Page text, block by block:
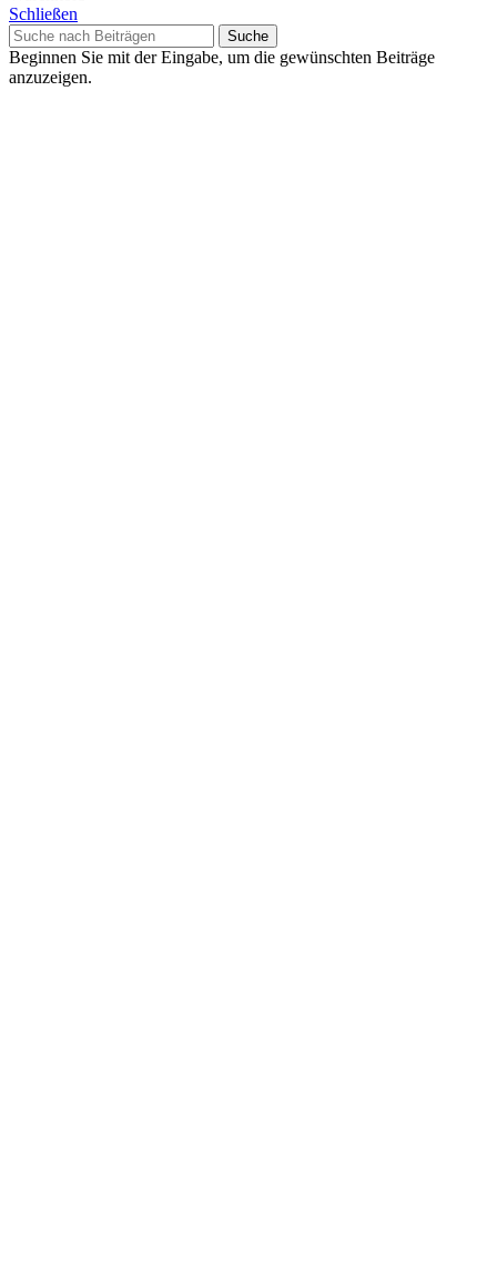
Schließen
Suche
Beginnen Sie mit der Eingabe, um die gewünschten Beiträge
anzuzeigen.